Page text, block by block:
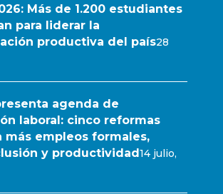
Más de 1.200 estudiantes
para liderar la
productiva del país28
agenda de
laboral: cinco reformas
más empleos formales,
y productividad14 julio,